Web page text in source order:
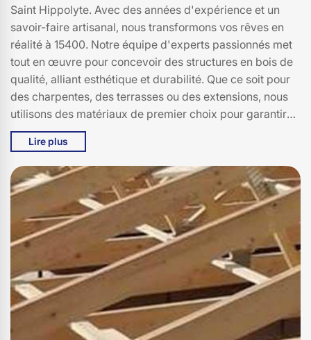
Saint Hippolyte. Avec des années d'expérience et un
savoir-faire artisanal, nous transformons vos rêves en
réalité à 15400. Notre équipe d'experts passionnés met
tout en œuvre pour concevoir des structures en bois de
qualité, alliant esthétique et durabilité. Que ce soit pour
des charpentes, des terrasses ou des extensions, nous
utilisons des matériaux de premier choix pour garantir
des constructions solides et élégantes. Basée en plein
cœur de Saint Hippolyte, Bati pro couverture s'engage à
respecter vos exigences et à vous offrir un service
personnalisé. Notre mission est de créer des espaces de
vie chaleureux et authentiques, tout en respectant
l'environnement. Faites confiance à Bati pro couverture
pour tous vos projets bois à 15400, et découvrez
l'excellence à travers nos réalisations.
Lire plus